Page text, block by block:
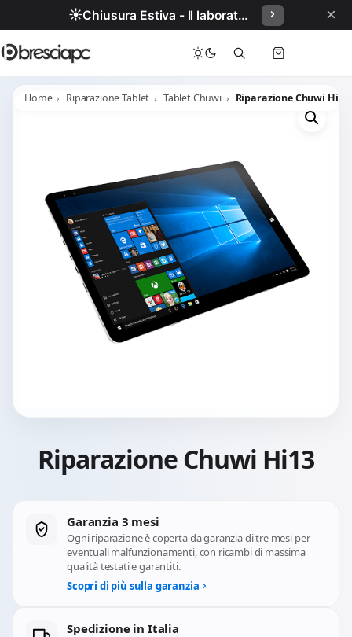
☀️ Chiusura Estiva - Il laboratorio resterà chiuso per ferie dal 29/06/2026 al 05/07/2026 compresi. ×
Home Riparazione Tablet Tablet Chuwi Riparazione Chuwi Hi13
Riparazione Chuwi Hi13
Garanzia 3 mesi
Ogni riparazione è coperta da garanzia di tre mesi per
eventuali malfunzionamenti, con ricambi di massima
qualità testati e garantiti.
Scopri di più sulla garanzia
Spedizione in Italia